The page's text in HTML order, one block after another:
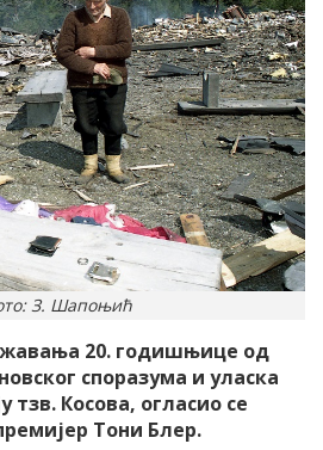
З. Шапоњић
20. годишњице од
споразума и уласка
тзв. Косова, огласио се
Тони Блер.